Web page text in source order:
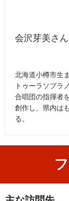
会沢芽美さん
北海道小樽市生
トゥーラソプラ
合唱団の指揮者
創作し、県内は
る。